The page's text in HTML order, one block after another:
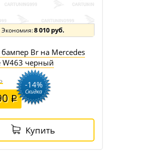
8 010 руб.
Br на Mercedes
W463 черный
-14%
Скидка
Купить